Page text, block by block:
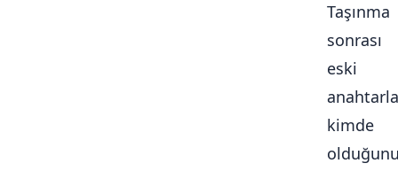
Taşınma
sonrası
eski
kimde